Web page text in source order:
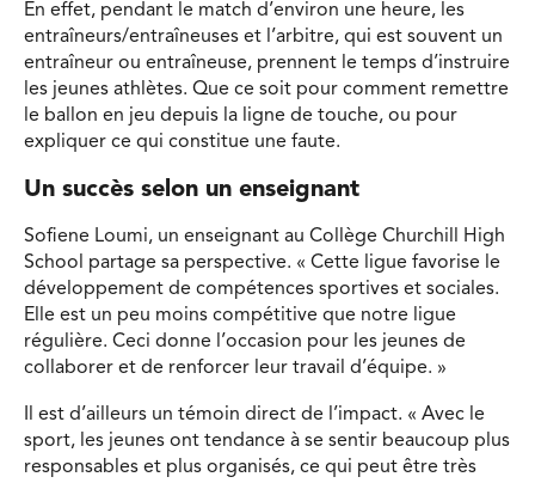
En effet, pendant le match d’environ une heure, les
entraîneurs/entraîneuses et l’arbitre, qui est souvent un
entraîneur ou entraîneuse, prennent le temps d’instruire
les jeunes athlètes. Que ce soit pour comment remettre
le ballon en jeu depuis la ligne de touche, ou pour
expliquer ce qui constitue une faute.
Un succès selon un enseignant
Sofiene Loumi, un enseignant au Collège Churchill High
School partage sa perspective. « Cette ligue favorise le
développement de compétences sportives et sociales.
Elle est un peu moins compétitive que notre ligue
régulière. Ceci donne l’occasion pour les jeunes de
collaborer et de renforcer leur travail d’équipe. »
Il est d’ailleurs un témoin direct de l’impact. « Avec le
sport, les jeunes ont tendance à se sentir beaucoup plus
responsables et plus organisés, ce qui peut être très